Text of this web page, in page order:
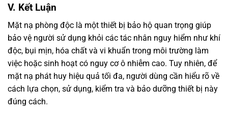
V. Kết Luận
Mặt nạ phòng độc là một thiết bị bảo hộ quan trọng giúp
bảo vệ người sử dụng khỏi các tác nhân nguy hiểm như khí
độc, bụi mịn, hóa chất và vi khuẩn trong môi trường làm
việc hoặc sinh hoạt có nguy cơ ô nhiễm cao. Tuy nhiên, để
mặt nạ phát huy hiệu quả tối đa, người dùng cần hiểu rõ về
cách lựa chọn, sử dụng, kiểm tra và bảo dưỡng thiết bị này
đúng cách.